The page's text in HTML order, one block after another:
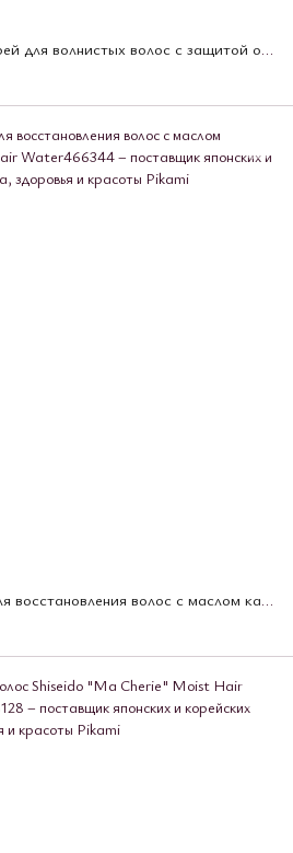
Shiseido "Ma Cherie" Спрей для волнистых волос с защитой от термического воздействия с цветочно-фруктовым.
Shiseido Tsubaki Спрей для восстановления волос с маслом камелии Premium Repair Hair Water